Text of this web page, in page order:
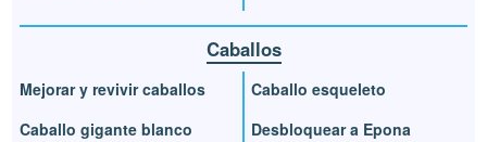
Caballos
Mejorar y revivir caballos
Caballo gigante blanco
Caballo esqueleto
Desbloquear a Epona